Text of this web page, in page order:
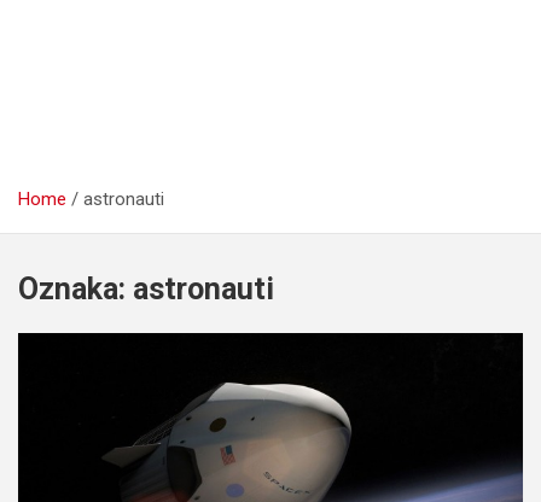
Home astronauti
Oznaka: astronauti